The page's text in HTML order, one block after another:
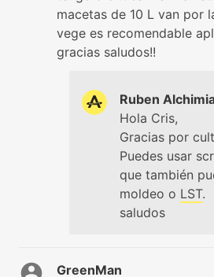
macetas de 10 L van por
vege es recomendable
gracias saludos!!
Ruben
Hola Cris,
Gracias por
Puedes usar
que también
moldeo o LST.
saludos
GreenMan